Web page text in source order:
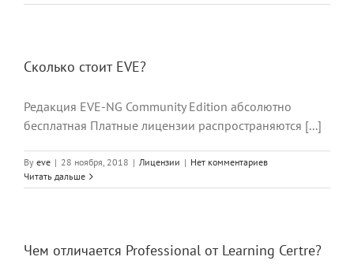
Сколько стоит EVE?
Редакция EVE-NG Community Edition абсолютно
бесплатная Платные лицензии распространяются [...]
By eve | 28 ноября, 2018 | Лицензии | Нет комментариев
Читать дальше
Чем отличается Professional от Learning Certre?